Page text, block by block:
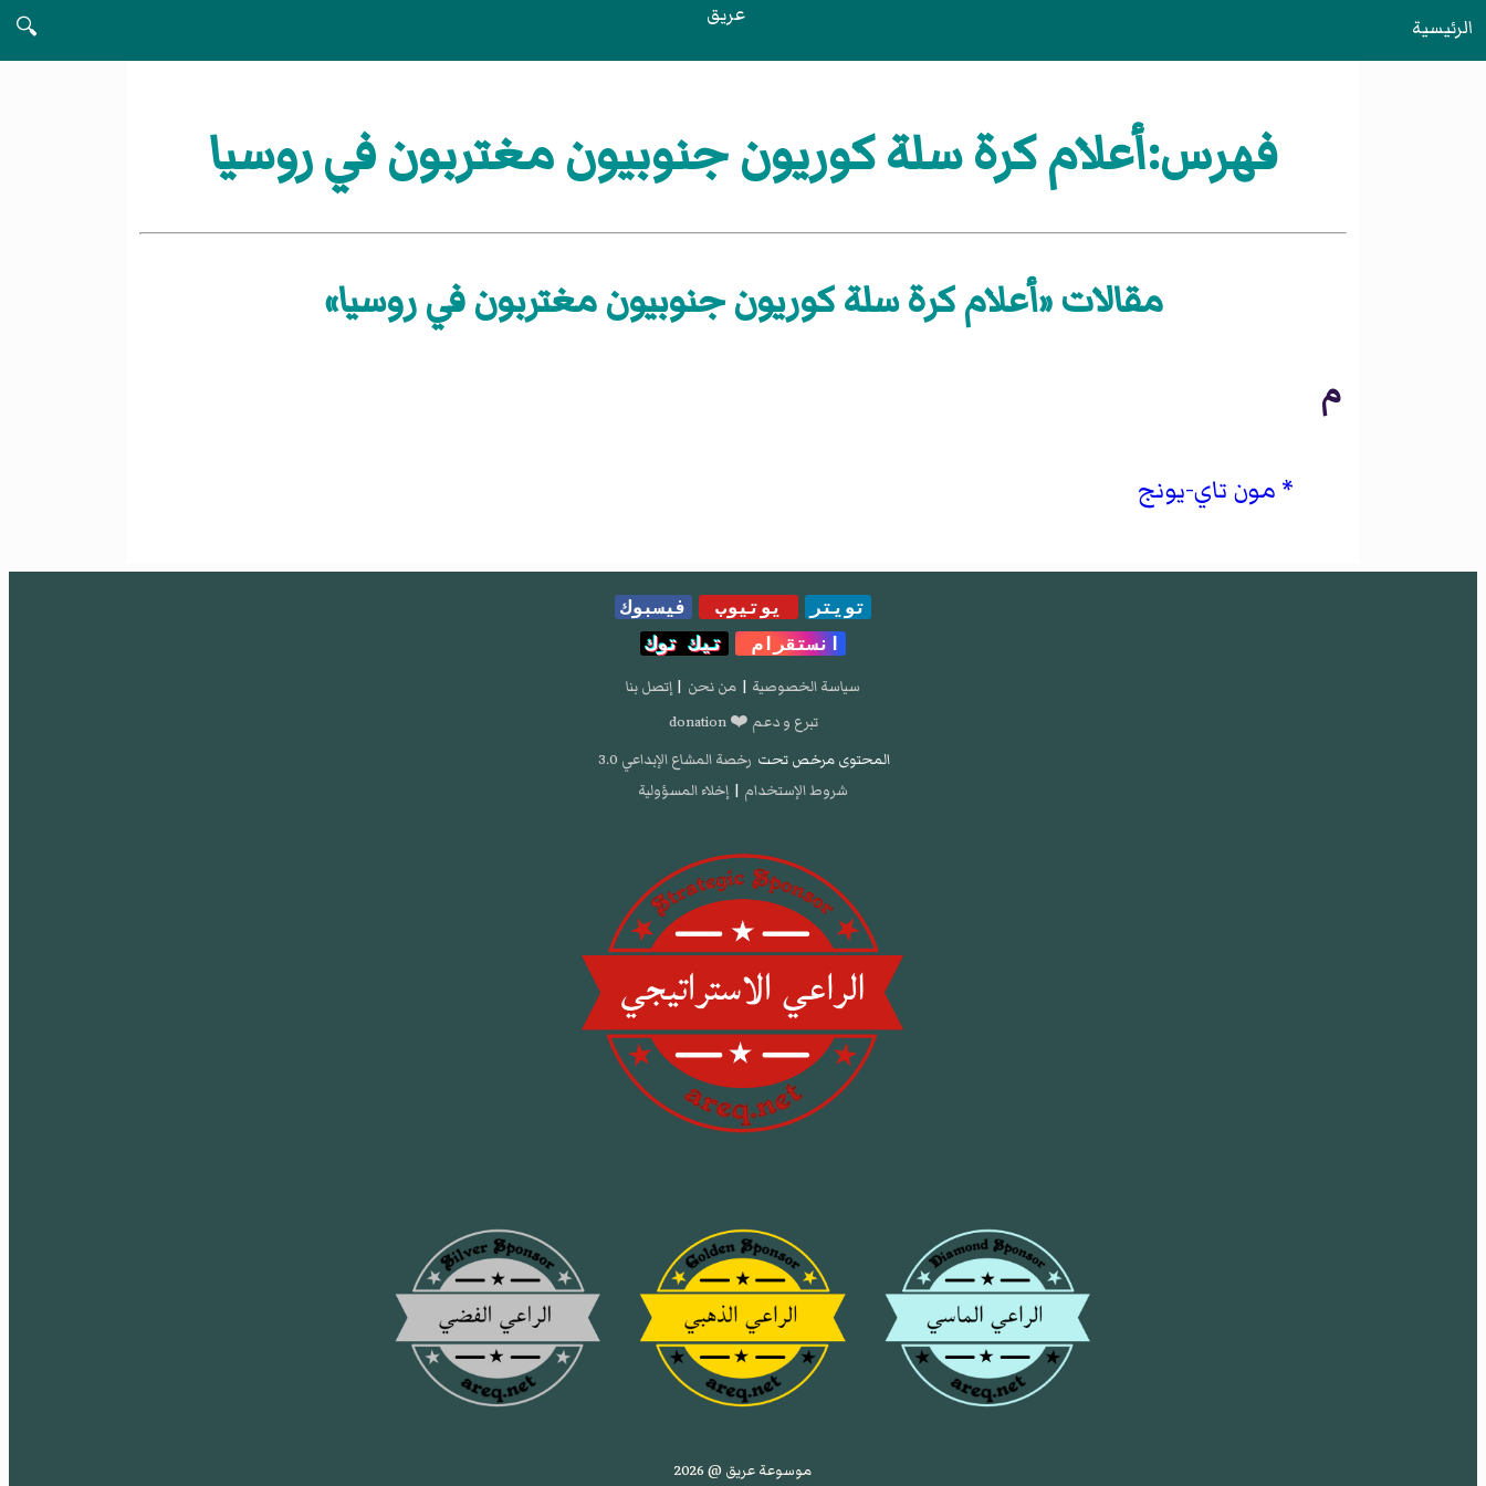
الرئيسية عريق
🔍
فهرس:أعلام كرة سلة كوريون جنوبيون مغتربون في روسيا
مقالات «أعلام كرة سلة كوريون جنوبيون مغتربون في روسيا»
م
مون تاي-يونج
تويتر يوتيوب
فيسبوك
انستقرام
تيك توك
سياسة الخصوصية | من نحن | إتصل بنا
تبرع و دعم ❤️ donation
المحتوى مرخص تحت رخصة المشاع الإبداعي 3.0
شروط الإستخدام | إخلاء المسؤولية
موسوعة عريق @ 2026